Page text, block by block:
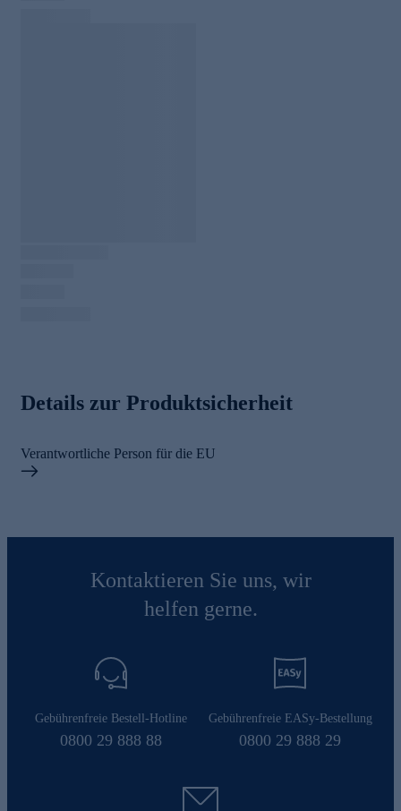
Details zur Produktsicherheit
Verantwortliche Person für die EU
Kontaktieren Sie uns, wir
helfen gerne.
Gebührenfreie Bestell-Hotline
0800 29 888 88
Gebührenfreie EASy-Bestellung
0800 29 888 29